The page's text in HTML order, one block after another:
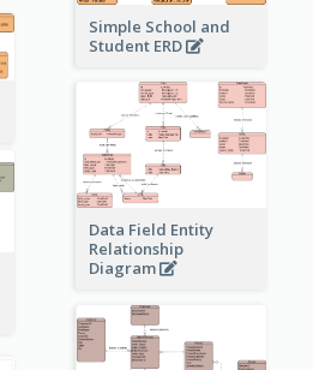
Simple School and
Student ERD
Data Field Entity
Relationship
Diagram